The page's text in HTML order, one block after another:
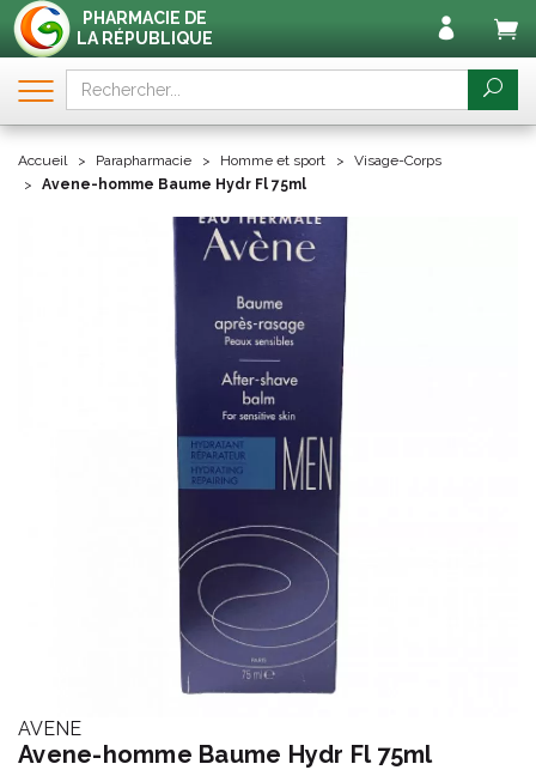
PHARMACIE DE
LA RÉPUBLIQUE
Accueil Parapharmacie Homme et sport
Visage-Corps
Avene-homme Baume Hydr Fl 75ml
AVENE
Avene-homme Baume Hydr Fl 75ml